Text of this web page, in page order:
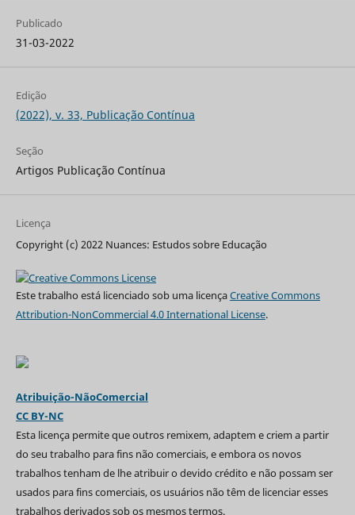
Publicado
31-03-2022
Edição
(2022), v. 33, Publicação Contínua
Seção
Artigos Publicação Contínua
Licença
Copyright (c) 2022 Nuances: Estudos sobre Educação
Este trabalho está licenciado sob uma licençaCreative Commons
Attribution-NonCommercial 4.0 International License.
Atribuição-NãoComercial
CC BY-NC
Esta licença permite que outros remixem, adaptem e criem a partir
do seu trabalho para fins não comerciais, e embora os novos
trabalhos tenham de lhe atribuir o devido crédito e não possam ser
usados para fins comerciais, os usuários não têm de licenciar esses
trabalhos derivados sob os mesmos termos.